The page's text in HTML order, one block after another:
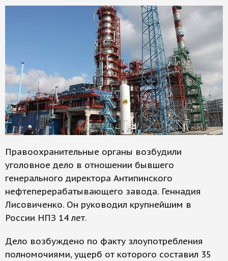
Правоохранительные органы возбудили
уголовное дело в отношении бывшего
генерального директора Антипинского
нефтеперерабатывающего завода. Геннадия
Лисовиченко. Он руководил крупнейшим в
России НПЗ 14 лет.
Дело возбуждено по факту злоупотребления
полномочиями, ущерб от которого составил 35